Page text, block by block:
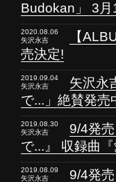
Budokan」 3
2020.08.06
矢沢永吉
【
売決定!
2019.09.04
矢沢永吉
矢沢永
で...」絶賛発売
2019.08.30
矢沢永吉
9/4発
で...』 収録曲
2019.08.09
矢沢永吉
9/4発